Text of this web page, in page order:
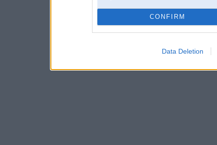
CONFIRM
Data Deletion